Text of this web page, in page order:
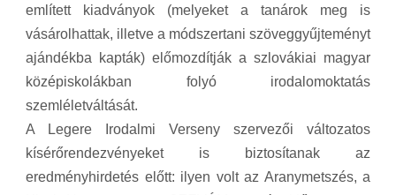
említett kiadványok (melyeket a tanárok meg is
vásárolhattak, illetve a módszertani szöveggyűjteményt
ajándékba kapták) előmozdítják a szlovákiai magyar
középiskolákban folyó irodalomoktatás
szemléletváltását.
A Legere Irodalmi Verseny szervezői változatos
kísérőrendezvényeket is biztosítanak az
eredményhirdetés előtt: ilyen volt az Aranymetszés, a